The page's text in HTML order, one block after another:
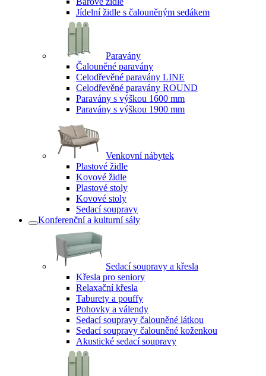
Jídelní židle s čalouněným sedákem
Paravány
Čalouněné paravány
Celodřevěné paravány LINE
Celodřevěné paravány ROUND
Paravány s výškou 1600 mm
Paravány s výškou 1900 mm
Venkovní nábytek
Plastové židle
Kovové židle
Plastové stoly
Kovové stoly
Sedací soupravy
Konferenční a kulturní sály
Sedací soupravy a křesla
Křesla pro seniory
Relaxační křesla
Taburety a pouffy
Pohovky a válendy
Sedací soupravy čalouněné látkou
Sedací soupravy čalouněné koženkou
Akustické sedací soupravy